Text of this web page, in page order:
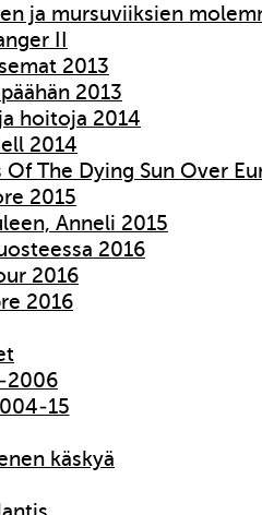
ja mursuviiksien
II
2013
2013
hoitoja 2014
2014
Of The Dying Sun Over
2015
Anneli 2015
2016
2016
2016
2006
15
käskyä